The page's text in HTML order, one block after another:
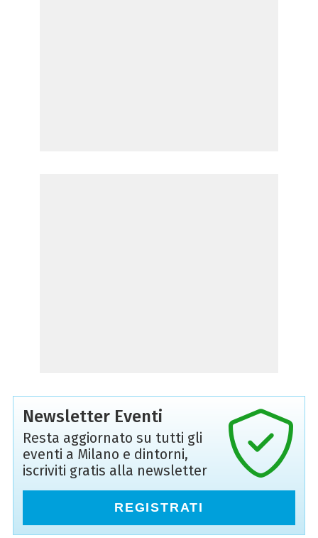
Newsletter Eventi
Resta aggiornato su tutti gli
eventi a Milano e dintorni,
iscriviti gratis alla newsletter
REGISTRATI